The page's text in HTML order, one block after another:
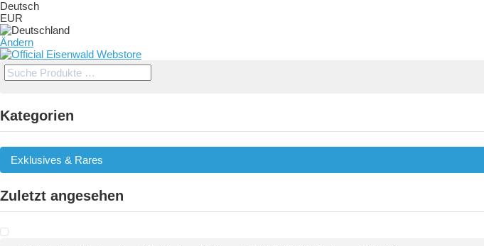
Deutsch
EUR
Ändern
Kategorien
Exklusives & Rares
Zuletzt angesehen